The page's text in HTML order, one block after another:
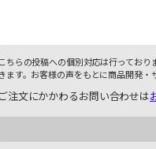
こちらの投稿への個別対応は行ってお
ます。お客様の声をもとに商品開発・
ご注文にかかわるお問い合わせは